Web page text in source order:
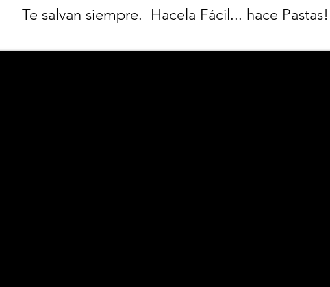
Te salvan siempre. Hacela Fácil... hace Pastas!